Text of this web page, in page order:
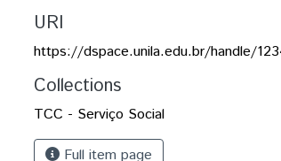
URI
https://dspace.unila.edu.br/handle/
Collections
TCC - Serviço Social
Full item page